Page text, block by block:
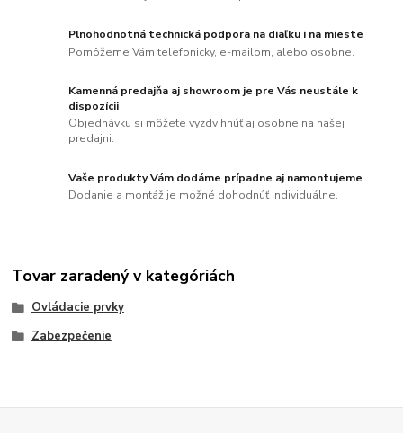
Plnohodnotná technická podpora na diaľku i na mieste
Pomôžeme Vám telefonicky, e-mailom, alebo osobne.
Kamenná predajňa aj showroom je pre Vás neustále k
dispozícii
Objednávku si môžete vyzdvihnúť aj osobne na našej
predajni.
Vaše produkty Vám dodáme prípadne aj namontujeme
Dodanie a montáž je možné dohodnúť individuálne.
Tovar zaradený v kategóriách
Ovládacie prvky
Zabezpečenie